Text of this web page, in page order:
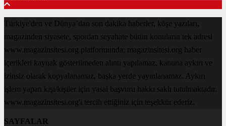
Türkiye'den ve Dünya’dan son dakika haberler, köşe yazıları,
magazinden siyasete, spordan seyahate bütün konuların tek adresi
www.magazinsitesi.org platformunda; magazinsitesi.org haber
içerikleri kaynak gösterilmeden alıntı yapılamaz, kanuna aykırı ve
izinsiz olarak kopyalanamaz, başka yerde yayınlanamaz. Aykırı
işlem yapan kişi/kişiler için yasal başvuru hakkı saklı tutulmaktadır.
www.magazinsitesi.org'i tercih ettiğiniz için teşekkür ederiz.
SAYFALAR